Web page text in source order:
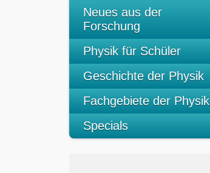
Neues aus der
Forschung
Physik für Schüler
Geschichte der Physik
Fachgebiete der Physik
Specials